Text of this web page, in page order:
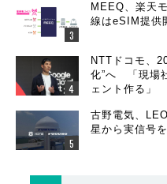
MEEQ、楽天
線はeSIM提供
NTTドコモ、
化”へ 「現場
ェント作る」
古野電気、
星から実信号